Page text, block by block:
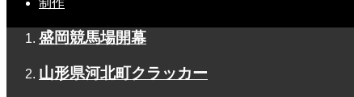
盛岡競馬場開幕
山形県河北町クラッカー